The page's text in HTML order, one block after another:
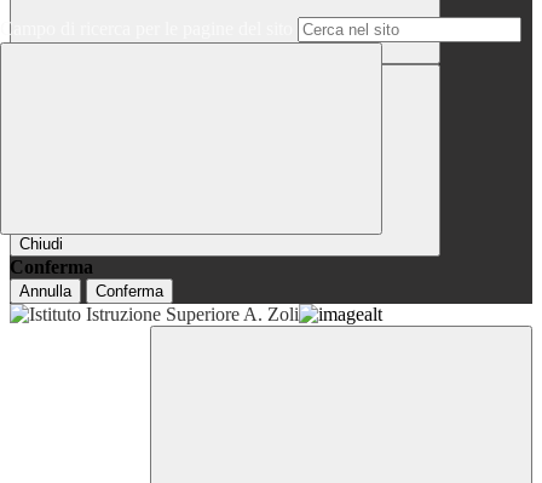
Chiudi
Conferma
Annulla Conferma
Campo di ricerca per le pagine del sito